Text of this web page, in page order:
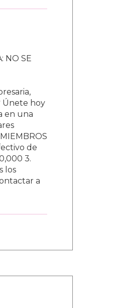
NO SE
Únete hoy
en una
de
3.
los
a